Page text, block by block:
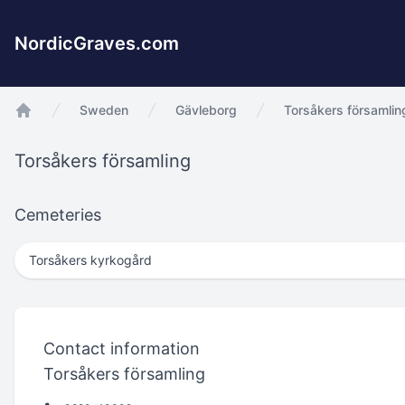
NordicGraves.com
Sweden Gävleborg Torsåkers
Torsåkers församling
Cemeteries
Torsåkers kyrkogård
Contact information
Torsåkers församling